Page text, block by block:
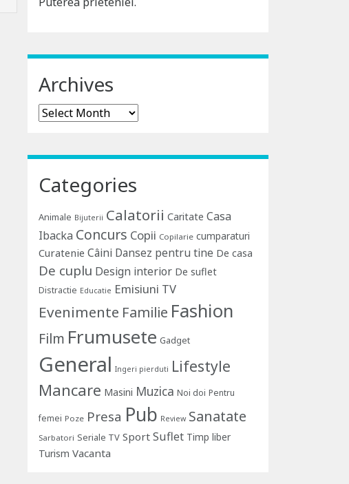
Archives
Archives
Categories
Animale Bijuterii Calatorii Caritate Casa
Ibacka Concurs Copii Copilarie cumparaturi
Curatenie Câini Dansez pentru tine De casa
De cuplu Design interior De suflet
Distractie Educatie Emisiuni TV
Evenimente Familie Fashion
Film Frumusete Gadget
General Ingeri pierduti Lifestyle
Mancare Masini Muzica Noi doi Pentru
femei Poze Presa Pub Review Sanatate
Sarbatori Seriale TV Sport Suflet Timp liber
Turism Vacanta